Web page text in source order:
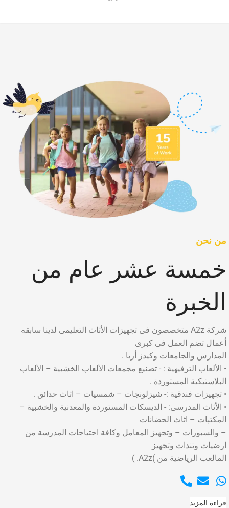
من نحن
خمسة عشر عام من
الخبرة
شركة A2z متخصصون فى تجهيزات الأثاث التعليمى لدينا سابقه
أعمال تضم العمل فى كبرى
المدارس والجامعات وكيدز أريا .
• الألعاب الترفيهية : - تصنيع مجمعات الألعاب الخشبية – الألعاب
البلاستيكية المستوردة .
• تجهيزات فندقية :- شيزلونجات – شمسيات – اثاث حدائق .
• الأثاث المدرسى: - الديسكات المستوردة والمعدنية والخشبية –
المكتبات – اثاث الحضانات
– والسبورات – وتجهيز المعامل وكافة احتياجات المدرسة من
ارضيات وتندات وتجهيز
المالعب الرياضية من )A2z. )
قراءة المزيد